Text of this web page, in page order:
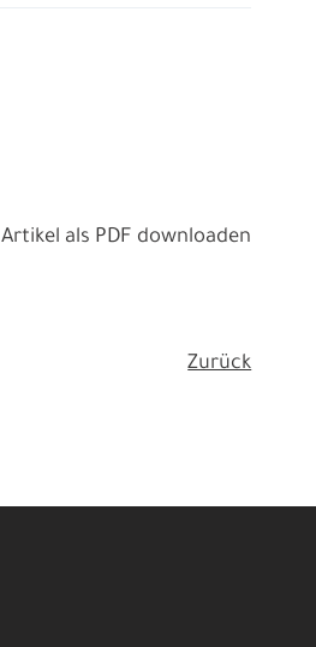
Artikel als PDF downloaden
Zurück